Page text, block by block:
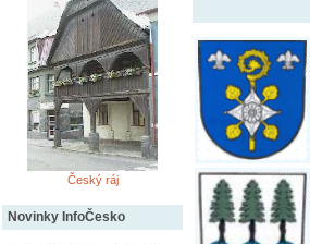
Český ráj
Novinky InfoČesko